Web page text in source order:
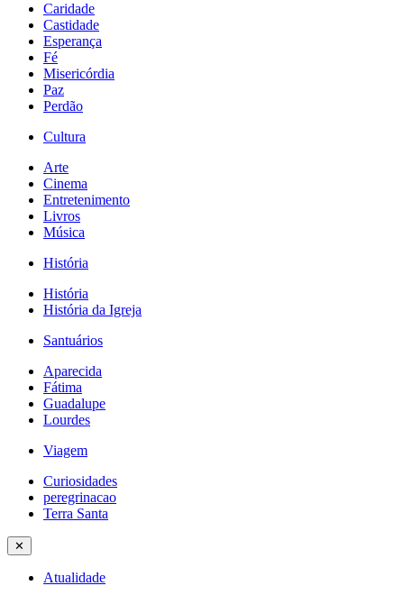
Caridade
Castidade
Esperança
Fé
Misericórdia
Paz
Perdão
Cultura
Arte
Cinema
Entretenimento
Livros
Música
História
História
História da Igreja
Santuários
Aparecida
Fátima
Guadalupe
Lourdes
Viagem
Curiosidades
peregrinacao
Terra Santa
✕
Atualidade